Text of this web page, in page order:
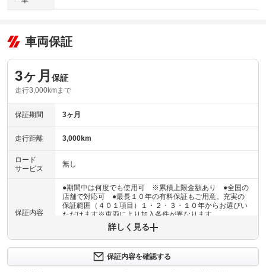
車両保証
3ヶ月 保証
走行3,000kmまで
保証期間 3ヶ月
走行距離 3,000km
ロード
サービス
無し
保証内容
●期間中は何度でも使用可 ※累積上限金額あり ●全国の
店舗で対応可 ●最長１０年の有料保証もご用意。充実の
保証範囲（４０１項目）１・２・３・１０年からお選びい
ただけます※車両により加入条件が異なります
保証項目
３ヶ月・３０００ｋｍ以内ならエンジン、トランスミッシ
ョン、ハイブリッド、ステアリング、ブレーキの各機構に
詳しく見る
保証内容を確認する